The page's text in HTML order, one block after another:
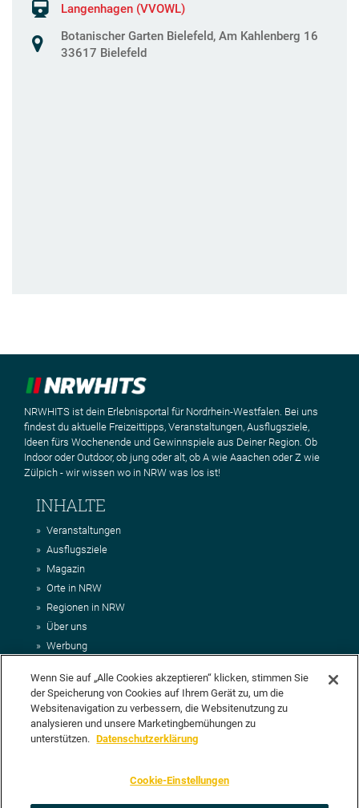
Langenhagen (VVOWL)
Botanischer Garten Bielefeld, Am Kahlenberg 16
33617 Bielefeld
NRWHITS ist dein Erlebnisportal für Nordrhein-Westfalen. Bei uns
findest du aktuelle Freizeittipps, Veranstaltungen, Ausflugsziele,
Ideen fürs Wochenende und Gewinnspiele aus Deiner Region. Ob
Indoor oder Outdoor, ob jung oder alt, ob A wie Aaachen oder Z wie
Zülpich - wir wissen wo in NRW was los ist!
INHALTE
Veranstaltungen
Ausflugsziele
Magazin
Orte in NRW
Regionen in NRW
Über uns
Werbung
Impressum
AGB
Datenschutz
DEIN VORSCHLAG FÜR NRWHITS
vorschlagen? Klasse, dann nutze doch einfach
Wenn Sie auf „Alle Cookies akzeptieren“ klicken, stimmen Sie
der Speicherung von Cookies auf Ihrem Gerät zu, um die
Websitenavigation zu verbessern, die Websitenutzung zu
analysieren und unsere Marketingbemühungen zu
unterstützen. Datenschutzerklärung
Cookie-Einstellungen